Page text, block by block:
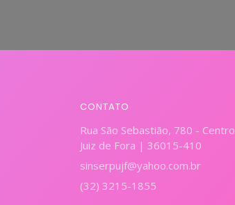
CONTATO
Rua São Sebastião, 780 - Centro
Juiz de Fora | 36015-410
sinserpujf@yahoo.com.br
(32) 3215-1855